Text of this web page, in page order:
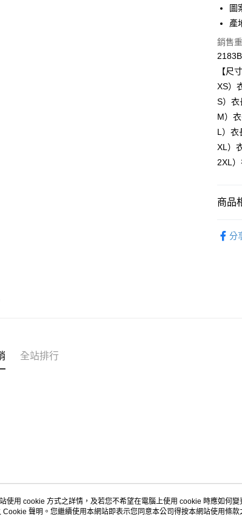
運
每筆
付款
每筆
萊爾
每筆
付款
每筆
每筆
付款
圖
產
銷售
【尺
XS）
S）
M）
L）
XL）
2XL
商品
分
全站排行
關於我們 客服資訊
使用 cookie 方式之詳情，及若您不希望在電腦上使用 cookie 時應如何變
Cookie 聲明。您繼續使用本網站即表示您同意本公司得按本網站使用條